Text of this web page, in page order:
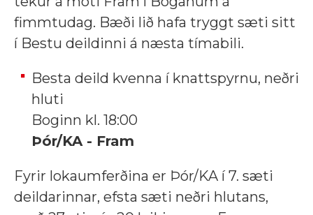
fimmtudag. Bæði lið hafa tryggt sæti sitt
í Bestu deildinni á næsta tímabili.
Besta deild kvenna í knattspyrnu, neðri
hluti
Boginn kl. 18:00
Þór/KA - Fram
Fyrir lokaumferðina er Þór/KA í 7. sæti
deildarinnar, efsta sæti neðri hlutans,